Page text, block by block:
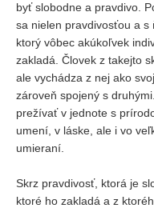
byť slobodne a pravdivo.
sa nielen pravdivosťou a s
ktorý vôbec akúkoľvek
zakladá. Človek z takejto
ale vychádza z nej ako
zároveň spojený s
prežívať v jednote s
umení, v láske, ale i vo
umieraní.
Skrz pravdivosť, ktorá je
ktoré ho zakladá a z